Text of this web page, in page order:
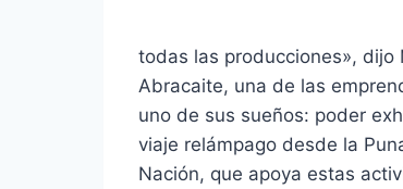
todas las producciones»,
Abracaite, una de las
uno de sus sueños: poder
viaje relámpago desde la
Nación, que apoya estas